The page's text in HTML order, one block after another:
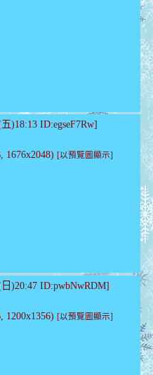
)18:13 ID:egseF7Rw]
1676x2048) [以預覽圖顯示]
)20:47 ID:pwbNwRDM]
1200x1356) [以預覽圖顯示]